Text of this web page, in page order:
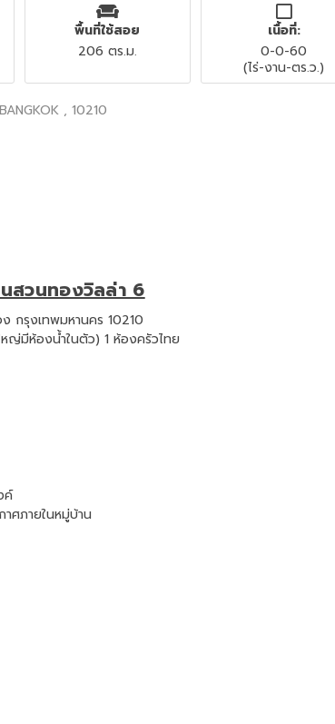
พื้นที่ใช้สอย
206 ตร.ม.
เนื้อที่:
0-0-60
(ไร่-งาน-ตร.ว.)
, 10210
สวนทองวิลล่า 6
กรุงเทพมหานคร 10210
มีห้องน้ำในตัว) 1 ห้องครัวไทย
ค์
ศภายในหมู่บ้าน